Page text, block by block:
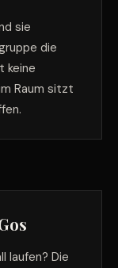
sie
die
keine
Raum sitzt
laufen? Die